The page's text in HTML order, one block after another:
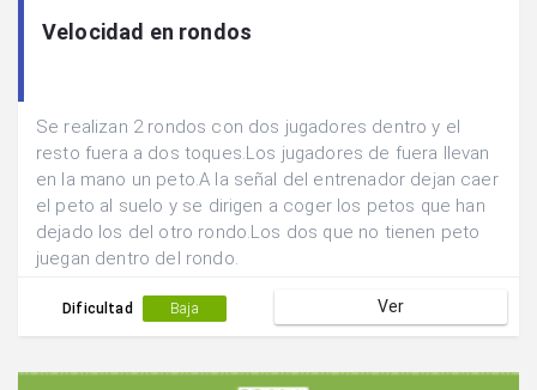
Velocidad en rondos
Se realizan 2 rondos con dos jugadores dentro y el
resto fuera a dos toques.Los jugadores de fuera llevan
en la mano un peto.A la señal del entrenador dejan caer
el peto al suelo y se dirigen a coger los petos que han
dejado los del otro rondo.Los dos que no tienen peto
juegan dentro del rondo.
Dificultad Baja Ver